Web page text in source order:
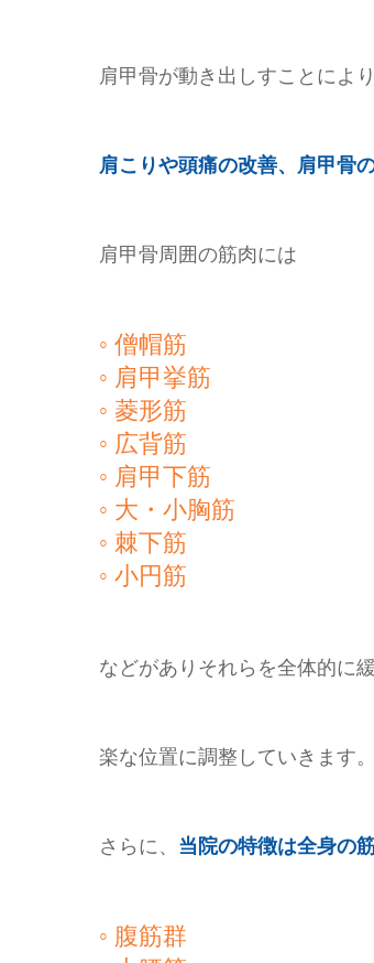
肩甲骨が動き出しすことにより
肩こりや頭痛の改善、肩甲骨
肩甲骨周囲の筋肉には
◦ 僧帽筋
◦ 肩甲挙筋
◦ 菱形筋
◦ 広背筋
◦ 肩甲下筋
◦ 大・小胸筋
◦ 棘下筋
◦ 小円筋
などがありそれらを全体的に
楽な位置に調整していきます。
さらに、 当院の特徴は全身の
◦ 腹筋群